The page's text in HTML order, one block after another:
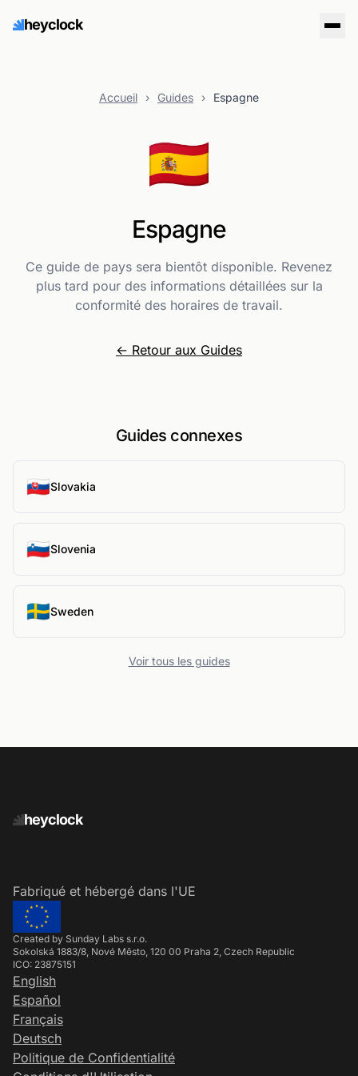
heyclock
Accueil › Guides › Espagne
🇪🇸
Espagne
Ce guide de pays sera bientôt disponible. Revenez
plus tard pour des informations détaillées sur la
conformité des horaires de travail.
← Retour aux Guides
Guides connexes
🇸🇰Slovakia
🇸🇮Slovenia
🇸🇪Sweden
Voir tous les guides
heyclock
Fabriqué et hébergé dans l'UE
Created by Sunday Labs s.r.o.
Sokolská 1883/8, Nové Město, 120 00 Praha 2, Czech Republic
ICO: 23875151
English
Español
Français
Deutsch
Politique de Confidentialité